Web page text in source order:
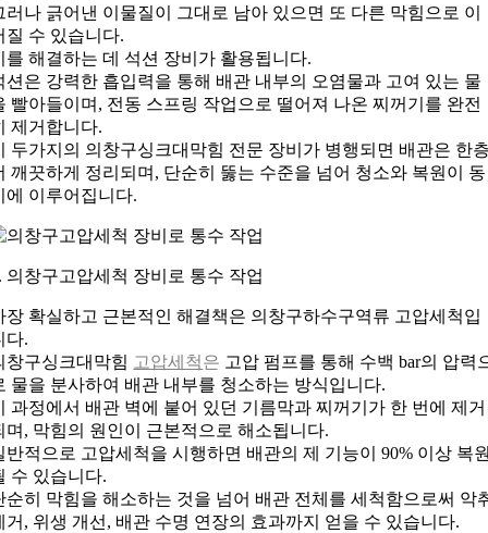
러나 긁어낸 이물질이 그대로 남아 있으면 또 다른 막힘으로 이
질 수 있습니다.
를 해결하는 데 석션 장비가 활용됩니다.
션은 강력한 흡입력을 통해 배관 내부의 오염물과 고여 있는 물
빨아들이며, 전동 스프링 작업으로 떨어져 나온 찌꺼기를 완전
제거합니다.
두가지의 의창구싱크대막힘 전문 장비가 병행되면 배관은 한
깨끗하게 정리되며, 단순히 뚫는 수준을 넘어 청소와 복원이 동
에 이루어집니다.
의창구고압세척 장비로 통수 작업
장 확실하고 근본적인 해결책은 의창구하수구역류 고압세척입
다.
창구싱크대막힘 고압세척은 고압 펌프를 통해 수백 bar의 압력
물을 분사하여 배관 내부를 청소하는 방식입니다.
과정에서 배관 벽에 붙어 있던 기름막과 찌꺼기가 한 번에 제거
며, 막힘의 원인이 근본적으로 해소됩니다.
반적으로 고압세척을 시행하면 배관의 제 기능이 90% 이상 복
수 있습니다.
순히 막힘을 해소하는 것을 넘어 배관 전체를 세척함으로써 악
거, 위생 개선, 배관 수명 연장의 효과까지 얻을 수 있습니다.